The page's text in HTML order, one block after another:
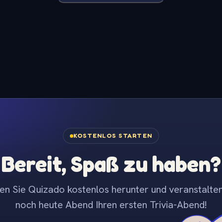
KOSTENLOS STARTEN
Bereit, Spaß zu haben?
Sie Quizado kostenlos herunter und
noch heute Abend Ihren ersten Trivia-Abend!